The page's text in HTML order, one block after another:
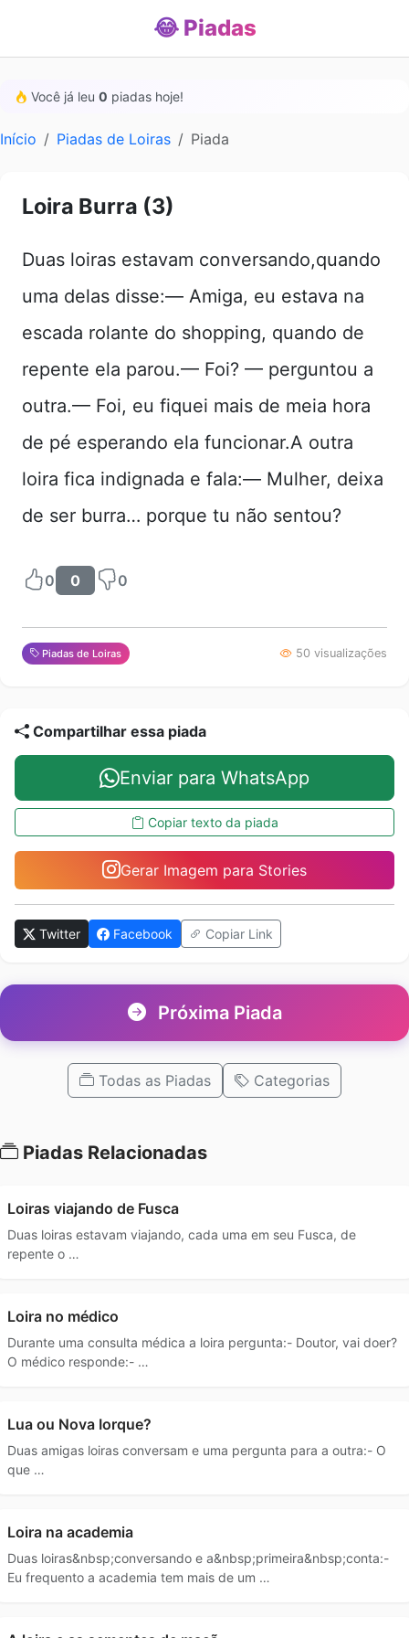
😂 Piadas
Você já leu 0 piadas hoje!
Início Piadas de Loiras Piada
Loira Burra (3)
Duas loiras estavam conversando,quando
uma delas disse:— Amiga, eu estava na
escada rolante do shopping, quando de
repente ela parou.— Foi? — perguntou a
outra.— Foi, eu fiquei mais de meia hora
de pé esperando ela funcionar.A outra
loira fica indignada e fala:— Mulher, deixa
de ser burra… porque tu não sentou?
0 0 0
Piadas de Loiras 50 visualizações
Compartilhar essa piada
Enviar para WhatsApp
Copiar texto da piada
Gerar Imagem para Stories
Twitter Facebook Copiar Link
Próxima Piada
Todas as Piadas Categorias
Piadas Relacionadas
Loiras viajando de Fusca
Duas loiras estavam viajando, cada uma em seu Fusca, de
repente o …
Loira no médico
Durante uma consulta médica a loira pergunta:- Doutor, vai doer?
O médico responde:- …
Lua ou Nova Iorque?
Duas amigas loiras conversam e uma pergunta para a outra:- O
que …
Loira na academia
Duas loiras&nbsp;conversando e a&nbsp;primeira&nbsp;conta:-
Eu frequento a academia tem mais de um …